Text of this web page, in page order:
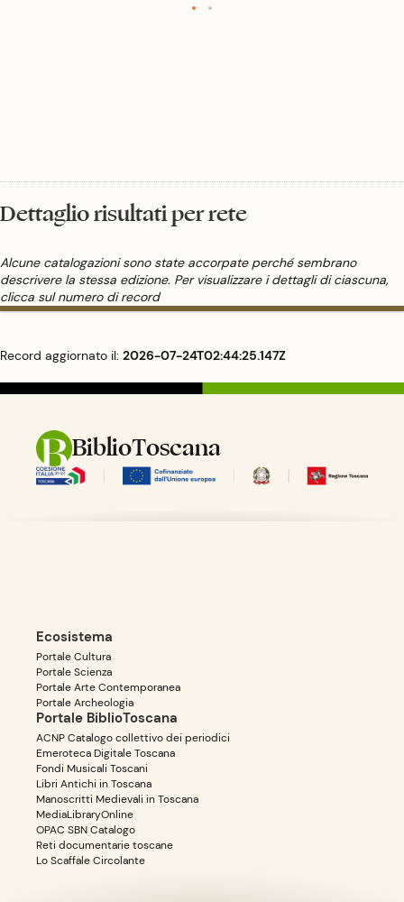
e i critici, tra chi sostiene che sia stato uno straordinario momento di crescita
Dettaglio risultati per rete
Alcune catalogazioni sono state accorpate perché sembrano
descrivere la stessa edizione. Per visualizzare i dettagli di ciascuna,
clicca sul numero di record
Record aggiornato il: 2026-07-24T02:44:25.147Z
BiblioToscana
Ecosistema
Portale Cultura
Portale Scienza
Portale Arte Contemporanea
Portale Archeologia
Portale BiblioToscana
ACNP Catalogo collettivo dei periodici
Emeroteca Digitale Toscana
Fondi Musicali Toscani
Libri Antichi in Toscana
Manoscritti Medievali in Toscana
MediaLibraryOnline
OPAC SBN Catalogo
Reti documentarie toscane
Lo Scaffale Circolante